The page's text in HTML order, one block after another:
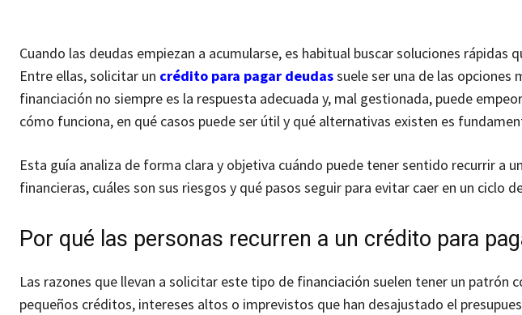
Cuando las deudas empiezan a acumularse, es habitual buscar soluciones
Entre ellas, solicitar un crédito para pagar deudassuele ser una de las opciones
financiación no siempre es la respuesta adecuada y, mal gestionada, puede
cómo funciona, en qué casos puede ser útil y qué alternativas existen es
Esta guía analiza de forma clara y objetiva cuándo puede tener sentido recurrir a
financieras, cuáles son sus riesgos y qué pasos seguir para evitar caer en un ciclo
Por qué las personas recurren a un crédito para
Las razones que llevan a solicitar este tipo de financiación suelen tener un patrón
pequeños créditos, intereses altos o imprevistos que han desajustado el